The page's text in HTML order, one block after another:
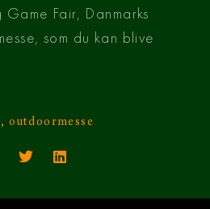
Fair, Danmarks
som du kan blive
,outdoormesse